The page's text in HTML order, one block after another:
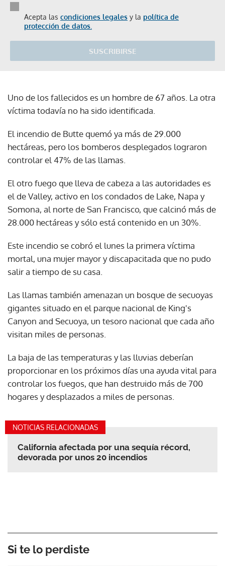
Acepta las condiciones legales y la política de
protección de datos.
SUSCRIBIRSE
Uno de los fallecidos es un hombre de 67 años. La otra
víctima todavía no ha sido identificada.
El incendio de Butte quemó ya más de 29.000
hectáreas, pero los bomberos desplegados lograron
controlar el 47% de las llamas.
El otro fuego que lleva de cabeza a las autoridades es
el de Valley, activo en los condados de Lake, Napa y
Somona, al norte de San Francisco, que calcinó más de
28.000 hectáreas y sólo está contenido en un 30%.
Este incendio se cobró el lunes la primera víctima
mortal, una mujer mayor y discapacitada que no pudo
salir a tiempo de su casa.
Las llamas también amenazan un bosque de secuoyas
gigantes situado en el parque nacional de King's
Canyon and Secuoya, un tesoro nacional que cada año
visitan miles de personas.
La baja de las temperaturas y las lluvias deberían
proporcionar en los próximos días una ayuda vital para
controlar los fuegos, que han destruido más de 700
hogares y desplazados a miles de personas.
NOTICIAS RELACIONADAS
California afectada por una sequía récord,
devorada por unos 20 incendios
Si te lo perdiste